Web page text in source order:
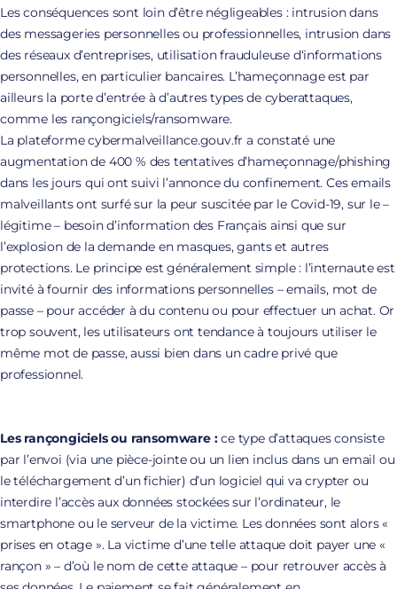
Les conséquences sont loin d’être négligeables : intrusion dans
des messageries personnelles ou professionnelles, intrusion dans
des réseaux d’entreprises, utilisation frauduleuse d‘informations
personnelles, en particulier bancaires. L’hameçonnage est par
ailleurs la porte d’entrée à d’autres types de cyberattaques,
comme les rançongiciels/ransomware.
La plateforme cybermalveillance.gouv.fr a constaté une
augmentation de 400 % des tentatives d’hameçonnage/phishing
dans les jours qui ont suivi l’annonce du confinement. Ces emails
malveillants ont surfé sur la peur suscitée par le Covid-19, sur le –
légitime – besoin d’information des Français ainsi que sur
l’explosion de la demande en masques, gants et autres
protections. Le principe est généralement simple : l’internaute est
invité à fournir des informations personnelles – emails, mot de
passe – pour accéder à du contenu ou pour effectuer un achat. Or
trop souvent, les utilisateurs ont tendance à toujours utiliser le
même mot de passe, aussi bien dans un cadre privé que
professionnel.
Les rançongiciels ou ransomware :ce type d’attaques consiste
par l’envoi (via une pièce-jointe ou un lien inclus dans un email ou
le téléchargement d’un fichier) d’un logiciel qui va crypter ou
interdire l’accès aux données stockées sur l’ordinateur, le
smartphone ou le serveur de la victime. Les données sont alors «
prises en otage ». La victime d’une telle attaque doit payer une «
rançon » – d’où le nom de cette attaque – pour retrouver accès à